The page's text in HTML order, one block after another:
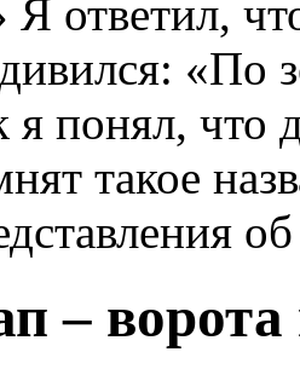
Я ответил,
«По
понял, что
такое
–